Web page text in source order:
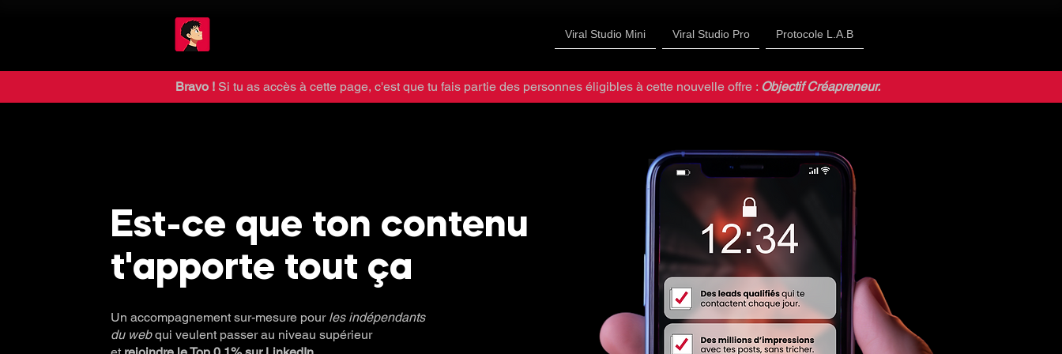
Viral Studio Mini Viral Studio Pro Protocole L.A.B
Bravo ! Si tu as accès à cette page, c'est que tu fais partie des personnes éligibles à cette nouvelle offre : Objectif Créapreneur.
Est-ce que ton contenu
t'apporte tout ça
Un accompagnement sur-mesure pourles indépendants
du webqui veulent passer au niveau supérieur